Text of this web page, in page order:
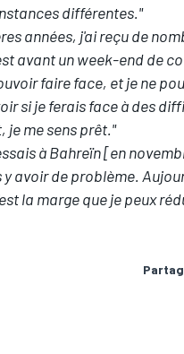
différentes."
années, j'ai reçu de
avant un week-end de
faire face, et je ne
si je ferais face à des
je me sens prêt."
à Bahreïn [en
avoir de problème.
la marge que je peux